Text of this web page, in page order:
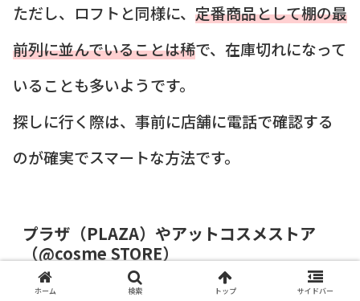
ただし、ロフトと同様に、 定番商品として棚の最
前列に並んでいることは稀で、在庫切れになって
いることも多いようです。
探しに行く際は、事前に店舗に電話で確認する
のが確実でスマートな方法です。
プラザ（PLAZA）やアットコスメストア
（@cosme STORE）
ホーム 検索 トップ サイドバー